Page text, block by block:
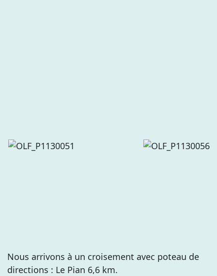
Nous arrivons à un croisement avec poteau de
directions : Le Pian 6,6 km.